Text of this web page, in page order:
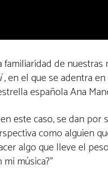
de nuestras
, en el que se adentra
española Ana
este caso, se dan por
como alguien
algo que lleve el
música?”